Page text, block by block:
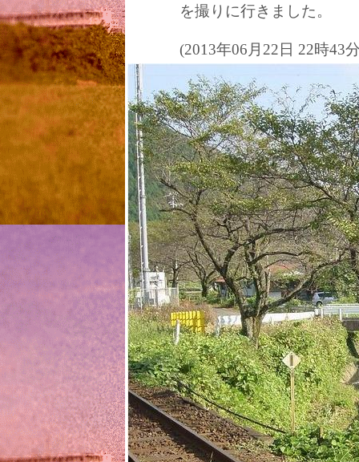
を撮りに行きました。
(2013年06月22日 22時43